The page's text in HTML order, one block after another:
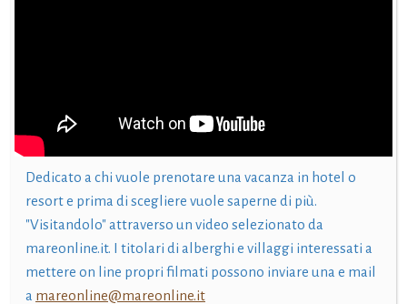
Dedicato a chi vuole prenotare una vacanza in hotel o
resort e prima di scegliere vuole saperne di più.
"Visitandolo" attraverso un video selezionato da
mareonline.it. I titolari di alberghi e villaggi interessati a
mettere on line propri filmati possono inviare una e mail
a mareonline@mareonline.it